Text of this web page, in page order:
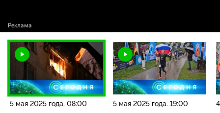
5 мая 2025 года. 08:00 5 мая 2025 года. 19:00